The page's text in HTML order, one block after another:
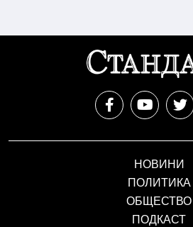
НОВИНИ
ПОЛИТИКА
ОБЩЕСТВО
ПОДКАСТ